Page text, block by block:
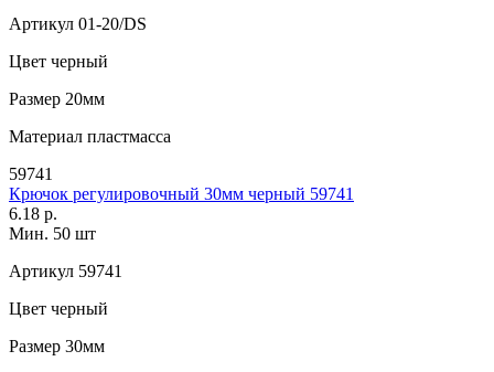
Артикул 01-20/DS
Цвет черный
Размер 20мм
Материал пластмасса
59741
Крючок регулировочный 30мм черный 59741
6.18 р.
Мин. 50 шт
Артикул 59741
Цвет черный
Размер 30мм